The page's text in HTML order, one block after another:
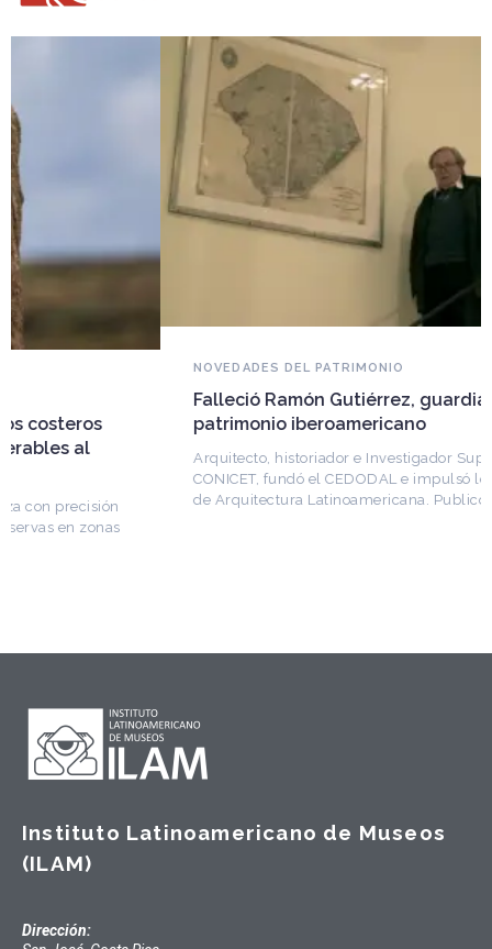
NOVEDADES DEL PATRIMONIO
Falleció Ramón Gutiérrez, guardián del
patrimonio iberoamericano
Arquitecto, historiador e Investigador Superior del
CONICET, fundó el CEDODAL e impulsó los Seminarios
de Arquitectura Latinoamericana. Publicó más de
Instituto Latinoamericano de Museos
(ILAM)
Dirección: